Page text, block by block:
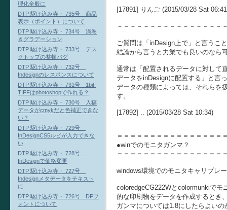
[17891] りんご (2015/03/28 Sat
－－－－－－－－－－－－－－－－
ご質問は「inDesign上で」と言うこ
結論から言うと力業でも良いのなら
通常は「配置されるデータに対して
データをinDesignに配置する」と言
データの種類によっては、それらを
す。
[17892] .. (2015/03/28 Sat 10:34)
＝＝＝＝＝＝＝＝＝＝＝＝＝＝＝＝
●winでのモニタガンマ？
＝＝＝＝＝＝＝＝＝＝＝＝＝＝＝＝
windows環境でのモニタキャリブレ
coloredgeCG222Wとcolormunkiで
的な印刷物をデータを作成するとき
ガンマについては1.8にしたらよい
理化全般に
DTP 駆け込み寺・ 735号 商品
表示（ポイント）について
DTP 駆け込み寺・ 734号 渦巻
きグラデーション
DTP 駆け込み寺・ 733号 デス
クトップの整頓バグ
DTP 駆け込み寺・ 732号
Indesignのレスポンスについて
DTP 駆け込み寺・ 731号 1bit-
TIFFはphotoshopで作れる？
DTP 駆け込み寺・ 730号 入稿
データがcmykだと色補正できな
い？
DTP 駆け込み寺・ 729号
InDesignCS5ルビが入力できな
い
DTP 駆け込み寺・ 728号
InDesignで価格変更
DTP 駆け込み寺・ 727号
Indesignメタデータをテキスト
に
DTP 駆け込み寺・ 726号 DFフ
ォントについて